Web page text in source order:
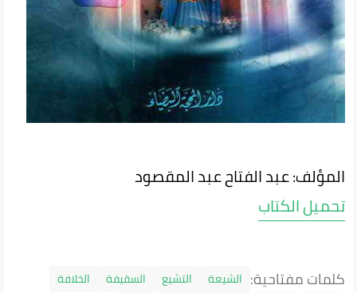
المؤلف: عبد الفتاح عبد المقصود
تحميل الكتاب
كلمات مفتاحية: الشيعة التشيع السقيفة
الخلافة